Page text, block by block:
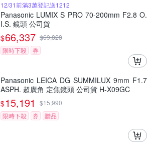
12/31前滿3萬登記送1212
Panasonic LUMIX S PRO 70-200mm F2.8 O.
I.S. 鏡頭 公司貨
$66,337 $69,828
限時下殺
券
Panasonic LEICA DG SUMMILUX 9mm F1.7
ASPH. 超廣角 定焦鏡頭 公司貨 H-X09GC
$15,191 $15,990
限時下殺
券 贈品